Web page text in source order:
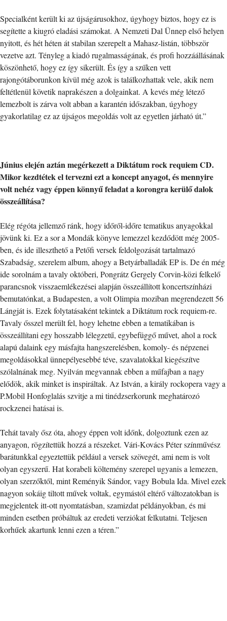
Specialként került ki az újságárusokhoz, úgyhogy biztos, hogy ez is
segítette a kiugró eladási számokat. A Nemzeti Dal Ünnep első helyen
nyitott, és hét héten át stabilan szerepelt a Mahasz-listán, többször
vezetve azt. Tényleg a kiadó rugalmasságának, és profi hozzáállásának
köszönhető, hogy ez így sikerült. És így a szűken vett
rajongótáborunkon kívül még azok is találkozhattak vele, akik nem
feltétlenül követik naprakészen a dolgainkat. A kevés még létező
lemezbolt is zárva volt abban a karantén időszakban, úgyhogy
gyakorlatilag ez az újságos megoldás volt az egyetlen járható út.”
Június elején aztán megérkezett a Diktátum rock requiem CD.
Mikor kezdtétek el tervezni ezt a koncept anyagot, és mennyire
volt nehéz vagy éppen könnyű feladat a korongra kerülő dalok
összeállítása?
Elég régóta jellemző ránk, hogy időről-időre tematikus anyagokkal
jövünk ki. Ez a sor a Mondák könyve lemezzel kezdődött még 2005-
ben, és ide illeszthető a Petőfi versek feldolgozását tartalmazó
Szabadság, szerelem album, ahogy a Betyárballadák EP is. De én még
ide sorolnám a tavaly októberi, Pongrátz Gergely Corvin-közi felkelő
parancsnok visszaemlékezései alapján összeállított koncertszínházi
bemutatónkat, a Budapesten, a volt Olimpia moziban megrendezett 56
Lángját is. Ezek folytatásaként tekintek a Diktátum rock requiem-re.
Tavaly ősszel merült fel, hogy lehetne ebben a tematikában is
összeállítani egy hosszabb lélegzetű, egybefüggő művet, ahol a rock
alapú dalaink egy másfajta hangszerelésben, komoly- és népzenei
megoldásokkal ünnepélyesebbé téve, szavalatokkal kiegészítve
szólalnának meg. Nyilván megvannak ebben a műfajban a nagy
elődök, akik minket is inspiráltak. Az István, a király rockopera vagy a
P.Mobil Honfoglalás szvitje a mi tinédzserkorunk meghatározó
rockzenei hatásai is.
Tehát tavaly ősz óta, ahogy éppen volt időnk, dolgoztunk ezen az
anyagon, rögzítettük hozzá a részeket. Vári-Kovács Péter színművész
barátunkkal egyeztettük például a versek szövegét, ami nem is volt
olyan egyszerű. Hat korabeli költemény szerepel ugyanis a lemezen,
olyan szerzőktől, mint Reményik Sándor, vagy Bobula Ida. Mivel ezek
nagyon sokáig tiltott művek voltak, egymástól eltérő változatokban is
megjelentek itt-ott nyomtatásban, szamizdat példányokban, és mi
minden esetben próbáltuk az eredeti verziókat felkutatni. Teljesen
korhűek akartunk lenni ezen a téren.”